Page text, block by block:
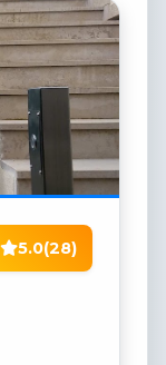
5.0(28)